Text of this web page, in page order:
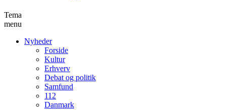
Tema
menu
Nyheder
Forside
Kultur
Erhverv
Debat og politik
Samfund
112
Danmark